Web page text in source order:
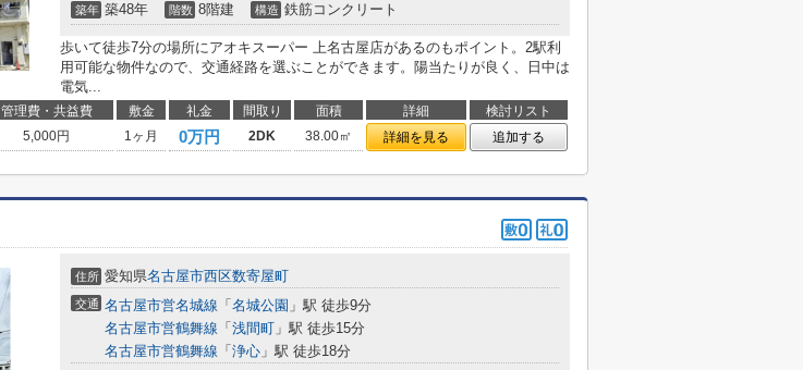
築年 築48年 階数 8階建 構造 鉄筋コンクリート
歩いて徒歩7分の場所にアオキスーパー 上名古屋店があるのもポイント。2駅利
用可能な物件なので、交通経路を選ぶことができます。陽当たりが良く、日中は
電気...
管理費・共益費 敷金 礼金 間取り 面積 詳細
検討リスト
5,000円 1ヶ月 0万円 2DK 38.00㎡ 詳細を見る 追加する
住所 愛知県名古屋市西区数寄屋町
交通 名古屋市営名城線 「 名城公園 」駅 徒歩9分
名古屋市営鶴舞線 「 浅間町 」駅 徒歩15分
名古屋市営鶴舞線 「 浄心 」駅 徒歩18分